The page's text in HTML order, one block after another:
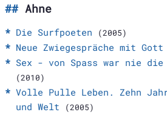
Ahne
Die Surfpoeten (2005)
Neue Zwiegespräche mit
Sex - von Spass war nie die
(2010)
Volle Pulle Leben. Zehn
und Welt
(2005)